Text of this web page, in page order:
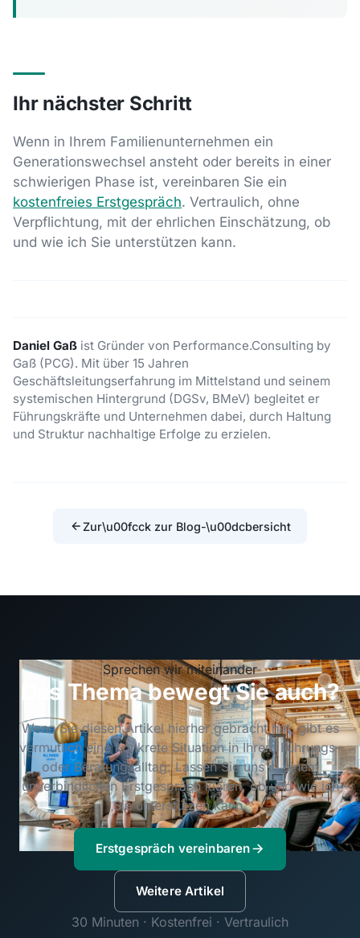
Ihr nächster Schritt
Wenn in Ihrem Familienunternehmen ein
Generationswechsel ansteht oder bereits in einer
schwierigen Phase ist, vereinbaren Sie ein
kostenfreies Erstgespräch. Vertraulich, ohne
Verpflichtung, mit der ehrlichen Einschätzung, ob
und wie ich Sie unterstützen kann.
Daniel Gaß ist Gründer von Performance.Consulting by
Gaß (PCG). Mit über 15 Jahren
Geschäftsleitungserfahrung im Mittelstand und seinem
systemischen Hintergrund (DGSv, BMeV) begleitet er
Führungskräfte und Unternehmen dabei, durch Haltung
und Struktur nachhaltige Erfolge zu erzielen.
Zur\u00fcck zur Blog-\u00dcbersicht
Sprechen wir miteinander
Das Thema bewegt Sie auch?
Wenn Sie diesen Artikel hierher gebracht hat, gibt es
vermutlich eine konkrete Situation in Ihrem Führungs-
oder Beratungsalltag. Lassen Sie uns in einem
unverbindlichen Erstgespräch klären, ob und wie ich
Sie unterstützen kann.
Erstgespräch vereinbaren
Weitere Artikel
30 Minuten · Kostenfrei · Vertraulich